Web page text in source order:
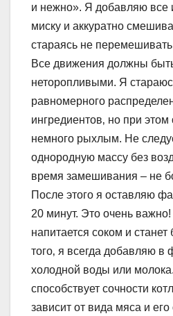
и нежно». Я добавляю все
миску и аккуратно
стараясь не
Все движения должны
неторопливыми. Я
равномерного
ингредиентов‚ но при
немного рыхлым. Не
однородную массу без
время замешивания – не
После этого я оставляю
20 минут. Это очень
напитается соком и
того‚ я всегда добавляю
холодной воды или
способствует сочности
зависит от вида мяса и